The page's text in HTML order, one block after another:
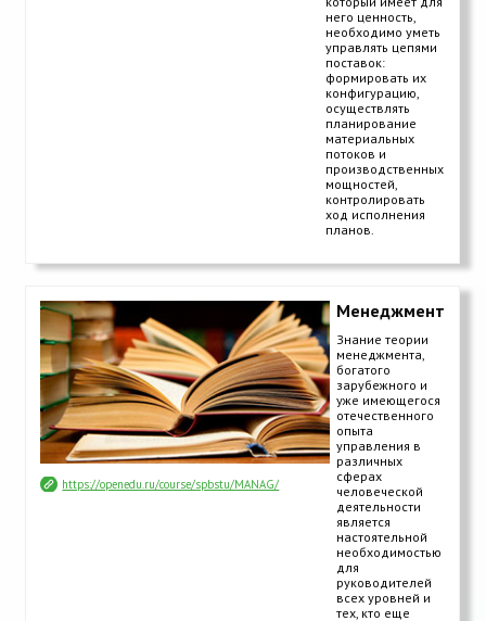
него ценность,
необходимо уметь
управлять цепями
поставок:
формировать их
конфигурацию,
осуществлять
планирование
материальных
потоков и
производственных
мощностей,
контролировать
ход исполнения
планов.
https://openedu.ru/course/spbstu/MANAG/
Менеджмент
Знание теории
менеджмента,
богатого
зарубежного и
уже имеющегося
отечественного
опыта
управления в
различных
сферах
человеческой
деятельности
является
настоятельной
необходимостью
для
руководителей
всех уровней и
тех, кто еще